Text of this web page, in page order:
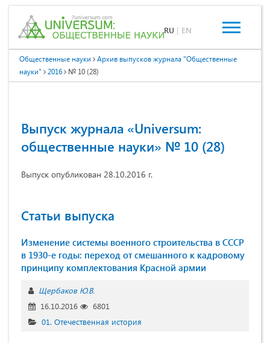
RU | EN
Общественные науки
Архив выпусков журнала "Общественные
науки"
2016 № 10 (28)
Выпуск журнала «Universum:
общественные науки» № 10 (28)
Выпуск опубликован 28.10.2016 г.
Статьи выпуска
Изменение системы военного строительства в СССР
в 1930-е годы: переход от смешанного к кадровому
принципу комплектования Красной армии
Щербаков Ю.В.
16.10.2016
6801
01. Отечественная история